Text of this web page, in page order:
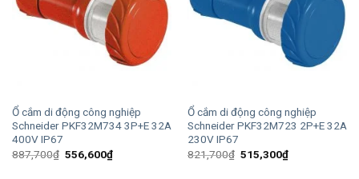
Ổ cắm di động công nghiệp
Schneider PKF32M734 3P+E 32A
400V IP67
887,700₫ Giá
556,600₫Giá
hiện
Ổ cắm di động công nghiệp
Schneider PKF32M723 2P+E 32A
230V IP67
821,700₫ Giá
515,300₫Giá
hiện